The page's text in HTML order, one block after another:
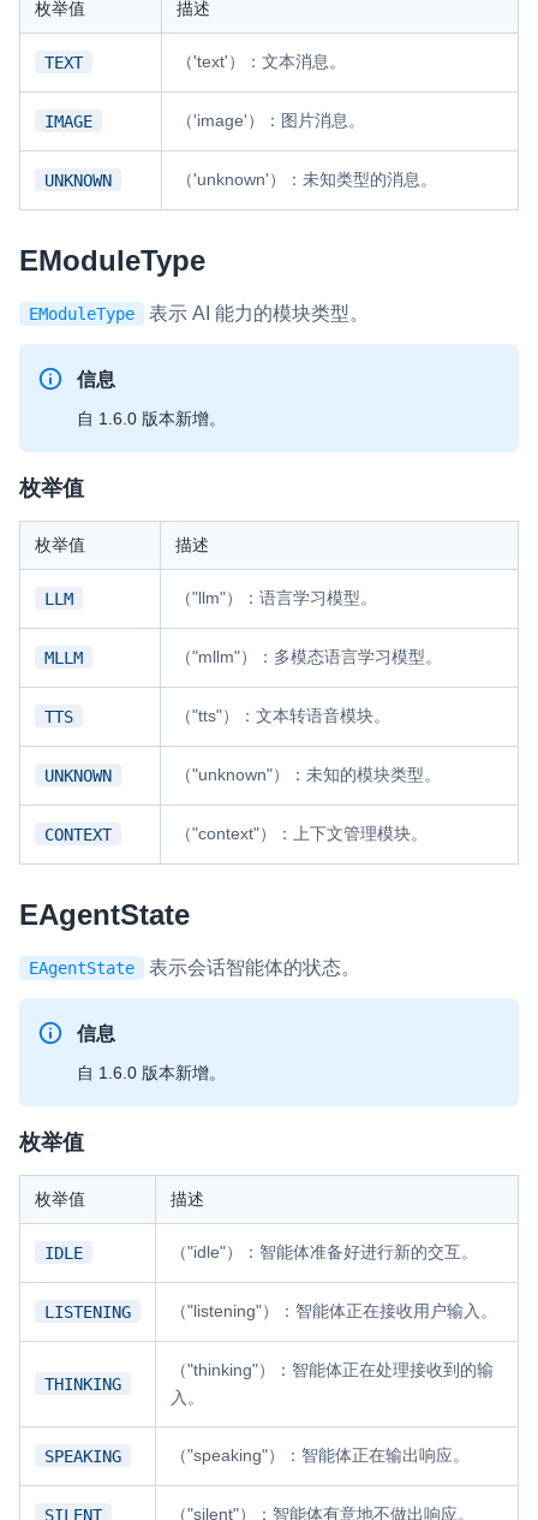
枚举值 描述
TEXT （'text'）：文本消息。
IMAGE （'image'）：图片消息。
UNKNOWN （'unknown'）：未知类型的消息。
EModuleType
EModuleType 表示 AI 能力的模块类型。
信息
自 1.6.0 版本新增。
枚举值
枚举值 描述
LLM （"llm"）：语言学习模型。
MLLM （"mllm"）：多模态语言学习模型。
TTS （"tts"）：文本转语音模块。
UNKNOWN （"unknown"）：未知的模块类型。
CONTEXT （"context"）：上下文管理模块。
EAgentState
EAgentState 表示会话智能体的状态。
信息
自 1.6.0 版本新增。
枚举值
枚举值 描述
IDLE （"idle"）：智能体准备好进行新的交互。
LISTENING （"listening"）：智能体正在接收用户输入。
THINKING
（"thinking"）：智能体正在处理接收到的输
入。
SPEAKING （"speaking"）：智能体正在输出响应。
SILENT （"silent"）：智能体有意地不做出响应。